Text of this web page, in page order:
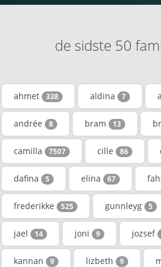
de sidste 50
ahmet 338 aldina 7
andrée 8 bram 13
camilla 7507 cille 86
dafina 5 elina 67
frederikke 525 gunnleyg 5
jael 14 joni 9 jozsef
kannan 9 lizbeth 9